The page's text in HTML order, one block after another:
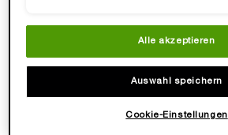
BESCHREIBUNG & VORTEILE
Alle akzeptieren
Auswahl speichern
Cookie-Einstellungen